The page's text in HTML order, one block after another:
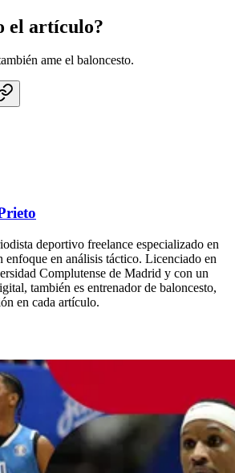
el artículo?
ame el baloncesto.
deportivo freelance especializado en
en análisis táctico. Licenciado en
Complutense de Madrid y con un
también es entrenador de baloncesto,
en cada artículo.